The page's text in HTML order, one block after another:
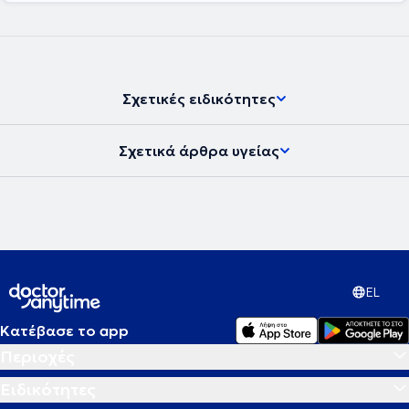
Σχετικές ειδικότητες
Σχετικά άρθρα υγείας
EL
Κατέβασε το app